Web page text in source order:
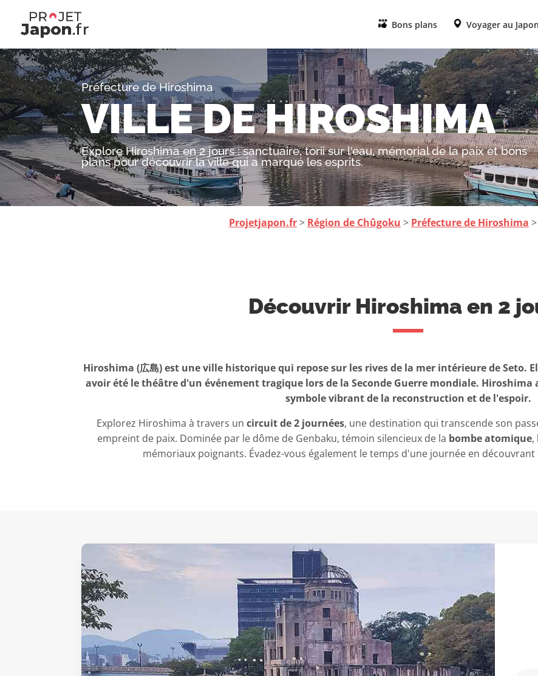
Bons plans Voyager au Japon
Préfecture de Hiroshima
VILLE DE HIROSHIMA
Explore Hiroshima en 2 jours : sanctuaire, torii sur l'eau, mémorial de la paix et bons
plans pour découvrir la ville qui a marqué les esprits.
Projetjapon.fr> Région de Chûgoku > Préfecture de Hiroshima
Découvrir Hiroshima en 2
Hiroshima (広島) est une ville historique qui repose sur les rives de la mer intérieure de Seto.
avoir été le théâtre d'un événement tragique lors de la Seconde Guerre mondiale. Hiroshima
symbole vibrant de la reconstruction et de l'espoir.
Explorez Hiroshima à travers un circuit de 2 journées, une destination qui transcende son
empreint de paix. Dominée par le dôme de Genbaku, témoin silencieux de la bombe atomique,
mémoriaux poignants. Évadez-vous également le temps d'une journée en découvrant